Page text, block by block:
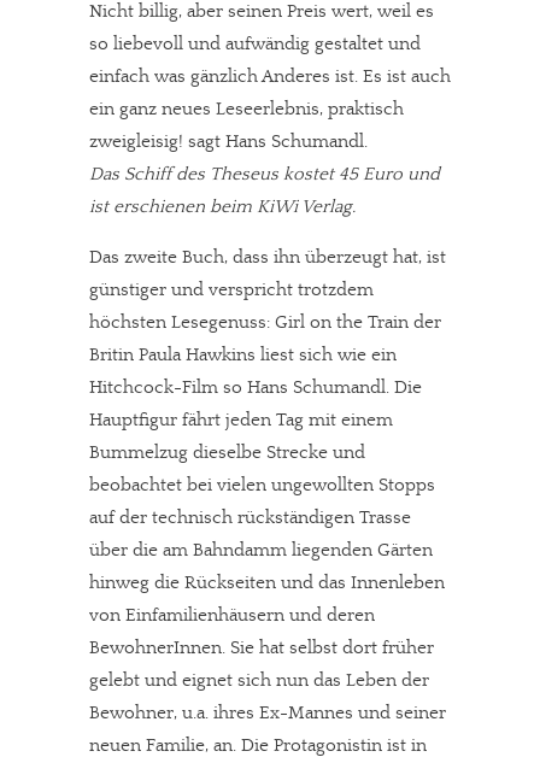
Nicht billig, aber seinen Preis wert, weil es
so liebevoll und aufwändig gestaltet und
einfach was gänzlich Anderes ist. Es ist auch
ein ganz neues Leseerlebnis, praktisch
zweigleisig! sagt Hans Schumandl.
Das Schiff des Theseus kostet 45 Euro und
ist erschienen beim KiWi Verlag.
Das zweite Buch, dass ihn überzeugt hat, ist
günstiger und verspricht trotzdem
höchsten Lesegenuss: Girl on the Train der
Britin Paula Hawkins liest sich wie ein
Hitchcock-Film so Hans Schumandl. Die
Hauptfigur fährt jeden Tag mit einem
Bummelzug dieselbe Strecke und
beobachtet bei vielen ungewollten Stopps
auf der technisch rückständigen Trasse
über die am Bahndamm liegenden Gärten
hinweg die Rückseiten und das Innenleben
von Einfamilienhäusern und deren
BewohnerInnen. Sie hat selbst dort früher
gelebt und eignet sich nun das Leben der
Bewohner, u.a. ihres Ex-Mannes und seiner
neuen Familie, an. Die Protagonistin ist in